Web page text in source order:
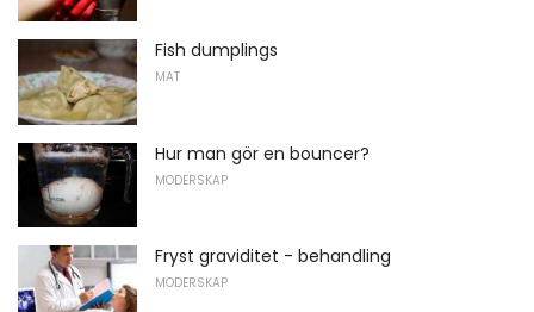
Fish dumplings
MAT
Hur man gör en bouncer?
MODERSKAP
Fryst graviditet - behandling
MODERSKAP